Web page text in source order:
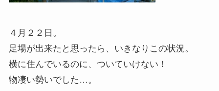
４月２２日。
足場が出来たと思ったら、いきなりこの状況。
横に住んでいるのに、ついていけない！
物凄い勢いでした…。